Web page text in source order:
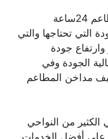
لدينا خبرة في تنظيف مداخن المطاعم 24ساعة
التي تحتاجها والتي
وارتفاع جودة
الجودة وفي
مداخن المطاعم
من النواحي